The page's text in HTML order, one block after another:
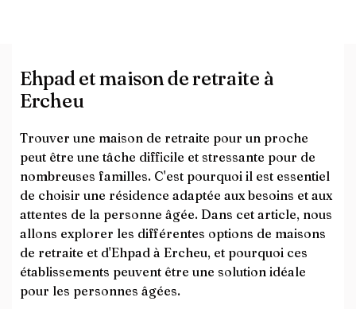
Ehpad et maison de retraite à
Ercheu
Trouver une maison de retraite pour un proche
peut être une tâche difficile et stressante pour de
nombreuses familles. C'est pourquoi il est essentiel
de choisir une résidence adaptée aux besoins et aux
attentes de la personne âgée. Dans cet article, nous
allons explorer les différentes options de maisons
de retraite et d'Ehpad à Ercheu, et pourquoi ces
établissements peuvent être une solution idéale
pour les personnes âgées.